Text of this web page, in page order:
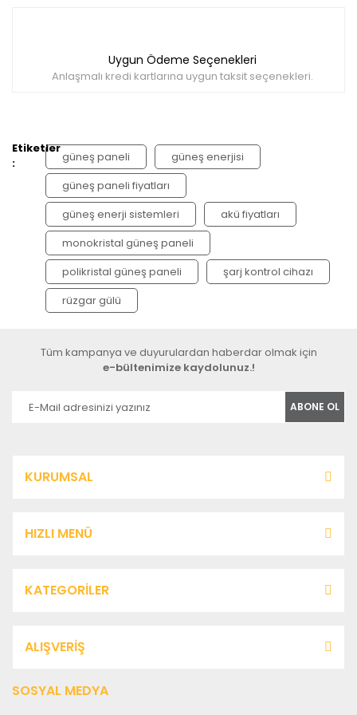
Uygun Ödeme Seçenekleri
Anlaşmalı kredi kartlarına uygun taksit seçenekleri.
Etiketler
:
güneş paneli
güneş enerjisi
güneş paneli fiyatları
güneş enerji sistemleri
akü fiyatları
monokristal güneş paneli
polikristal güneş paneli
şarj kontrol cihazı
rüzgar gülü
Tüm kampanya ve duyurulardan haberdar olmak için
e-bültenimize kaydolunuz.!
ABONE OL
KURUMSAL
HIZLI MENÜ
KATEGORİLER
ALIŞVERİŞ
SOSYAL MEDYA